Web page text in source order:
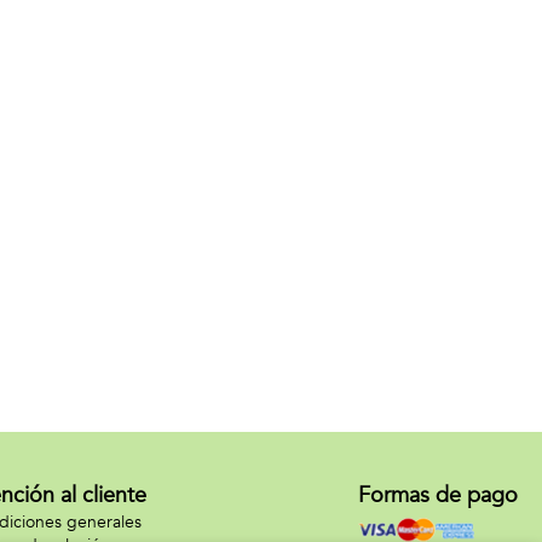
al cliente
generales
Formas de pago